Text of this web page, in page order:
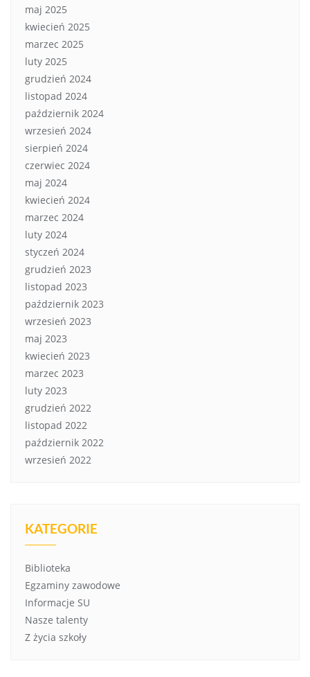
maj 2025
kwiecień 2025
marzec 2025
luty 2025
grudzień 2024
listopad 2024
październik 2024
wrzesień 2024
sierpień 2024
czerwiec 2024
maj 2024
kwiecień 2024
marzec 2024
luty 2024
styczeń 2024
grudzień 2023
listopad 2023
październik 2023
wrzesień 2023
maj 2023
kwiecień 2023
marzec 2023
luty 2023
grudzień 2022
listopad 2022
październik 2022
wrzesień 2022
KATEGORIE
Biblioteka
Egzaminy zawodowe
Informacje SU
Nasze talenty
Z życia szkoły